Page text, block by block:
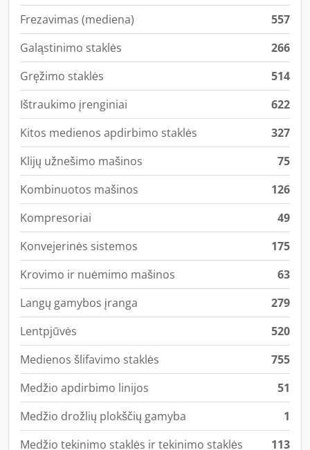
Frezavimas (mediena)
557
Galąstinimo staklės
266
Gręžimo staklės
514
Ištraukimo įrenginiai
622
Kitos medienos apdirbimo staklės
327
Klijų užnešimo mašinos
75
Kombinuotos mašinos
126
Kompresoriai
49
Konvejerinės sistemos
175
Krovimo ir nuėmimo mašinos
63
Langų gamybos įranga
279
Lentpjūvės
520
Medienos šlifavimo staklės
755
Medžio apdirbimo linijos
51
Medžio drožlių plokščių gamyba
1
Medžio tekinimo staklės ir tekinimo staklės
113